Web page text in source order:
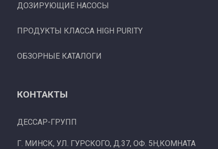
ДОЗИРУЮЩИЕ НАСОСЫ
ПРОДУКТЫ КЛАССА HIGH PURITY
ОБЗОРНЫЕ КАТАЛОГИ
КОНТАКТЫ
ДЕССАР-ГРУПП
Г. МИНСК, УЛ. ГУРСКОГО, Д.37, ОФ. 5Н,КОМНАТА